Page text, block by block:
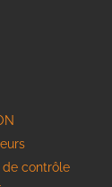
de contrôle